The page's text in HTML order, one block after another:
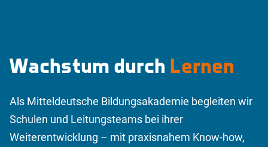
Wachstum durch Lernen
Als Mitteldeutsche Bildungsakademie begleiten wir
Schulen und Leitungsteams bei ihrer
Weiterentwicklung – mit praxisnahem Know-how,